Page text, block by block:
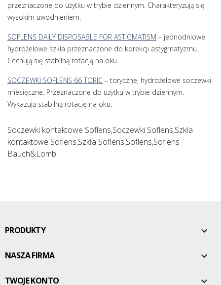
przeznaczone do użytku w trybie dziennym. Charakteryzują się
wysokim uwodnieniem.
SOFLENS DAILY DISPOSABLE FOR ASTIGMATISM – jednodniowe
hydrożelowe szkła przeznaczone do korekcji astygmatyzmu.
Cechują się stabilną rotacją na oku.
SOCZEWKI SOFLENS 66 TORIC – toryczne, hydrożelowe soczewki
miesięczne. Przeznaczone do użytku w trybie dziennym.
Wykazują stabilną rotację na oku.
Soczewki kontaktowe Soflens,Soczewki Soflens,Szkła
kontaktowe Soflens,Szkła Soflens,Soflens,Soflens
Bauch&Lomb
PRODUKTY 
NASZA FIRMA 
TWOJE KONTO 